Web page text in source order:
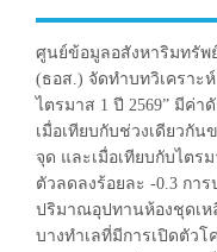
ศูนย์ข้อมูลอสังหาริมทรัพ
(ธอส.) จัดทำบทวิเคราะ
ไตรมาส 1 ปี 2569” มีค่า
เมื่อเทียบกับช่วงเดียวกั
จุด และเมื่อเทียบกับไตร
ตัวลดลงร้อยละ -0.3 กา
ปริมาณอุปทานห้องชุดเห
บางทำเลที่มีการเปิดตัวโ